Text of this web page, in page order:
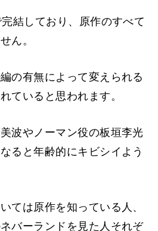
結しており、原作のすべて
ん。
の有無によって変えられる
ていると思われます。
波やノーマン役の板垣李光
ると年齢的にキビシイよう
ては原作を知っている人、
バーランドを見た人それぞ